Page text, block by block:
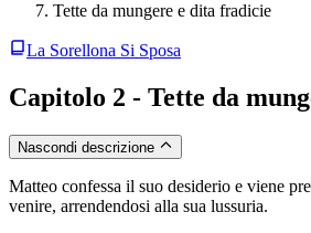
Tette da mungere e dita fradicie
La Sorellona Si Sposa
Capitolo 2 - Tette da
Nascondi descrizione
Matteo confessa il suo desiderio e viene
venire, arrendendosi alla sua lussuria.